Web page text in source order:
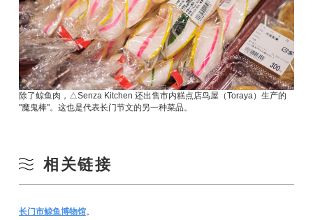
除了鲸鱼肉，△Senza Kitchen 还出售市内糕点店鸟屋（Toraya）生产的
"魔鬼棒"。这也是代表长门节文的另一种菜品。
相关链接
长门市鲸鱼博物馆。